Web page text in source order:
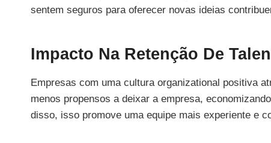
sentem seguros para oferecer novas ideias
Impacto Na Retenção De
Empresas com uma cultura organizational positiva
menos propensos a deixar a empresa,
disso, isso promove uma equipe mais experiente e